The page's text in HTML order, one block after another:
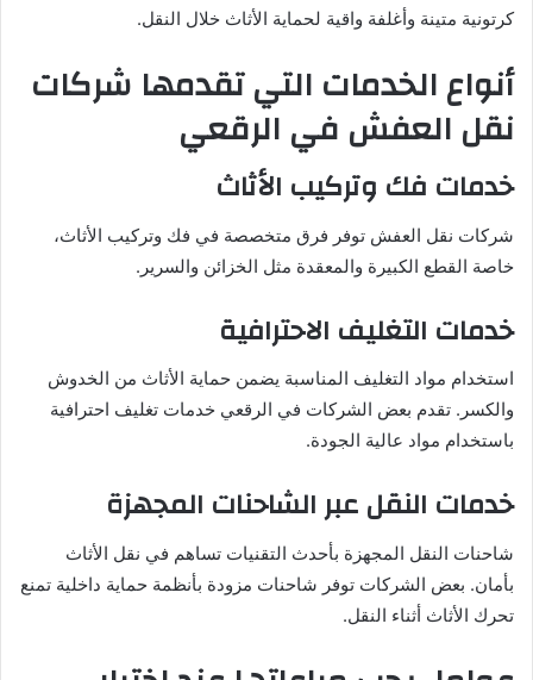
كرتونية متينة وأغلفة واقية لحماية الأثاث خلال النقل.
أنواع الخدمات التي تقدمها شركات
نقل العفش في الرقعي
خدمات فك وتركيب الأثاث
شركات نقل العفش توفر فرق متخصصة في فك وتركيب الأثاث،
خاصة القطع الكبيرة والمعقدة مثل الخزائن والسرير.
خدمات التغليف الاحترافية
استخدام مواد التغليف المناسبة يضمن حماية الأثاث من الخدوش
والكسر. تقدم بعض الشركات في الرقعي خدمات تغليف احترافية
باستخدام مواد عالية الجودة.
خدمات النقل عبر الشاحنات المجهزة
شاحنات النقل المجهزة بأحدث التقنيات تساهم في نقل الأثاث
بأمان. بعض الشركات توفر شاحنات مزودة بأنظمة حماية داخلية تمنع
تحرك الأثاث أثناء النقل.